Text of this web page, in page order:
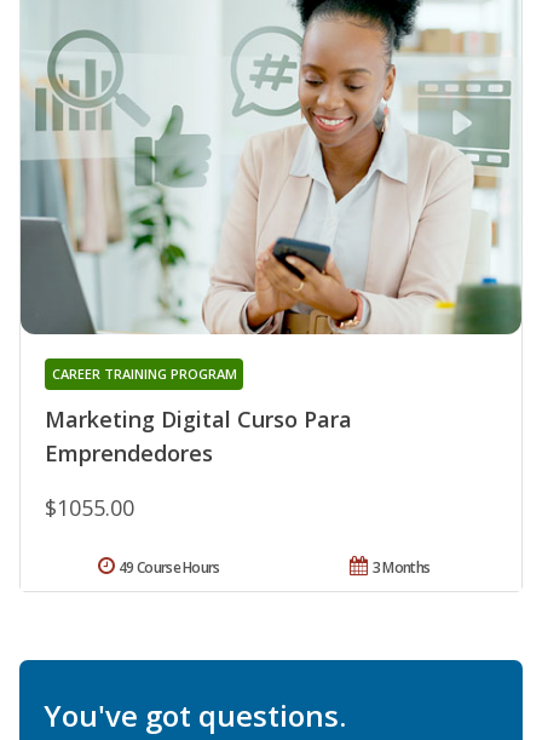
Marketing Digital Curso Para
Emprendedores
CAREER TRAINING PROGRAM
$1055.00
3 Months
49 Course Hours
You've got questions.